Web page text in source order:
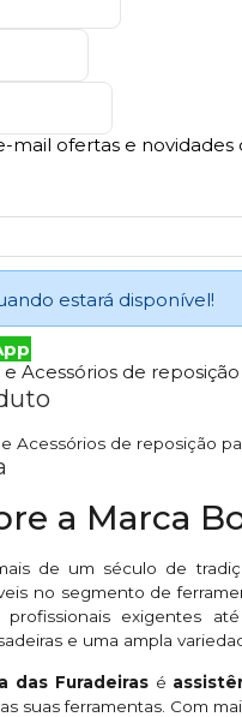
ofertas e novidades
estará disponível!
e Acessórios de
Acessórios de reposição
a Marca
de um século de
no segmento de
profissionais exigentes
e uma ampla
das Furadeirasé
suas ferramentas. Com